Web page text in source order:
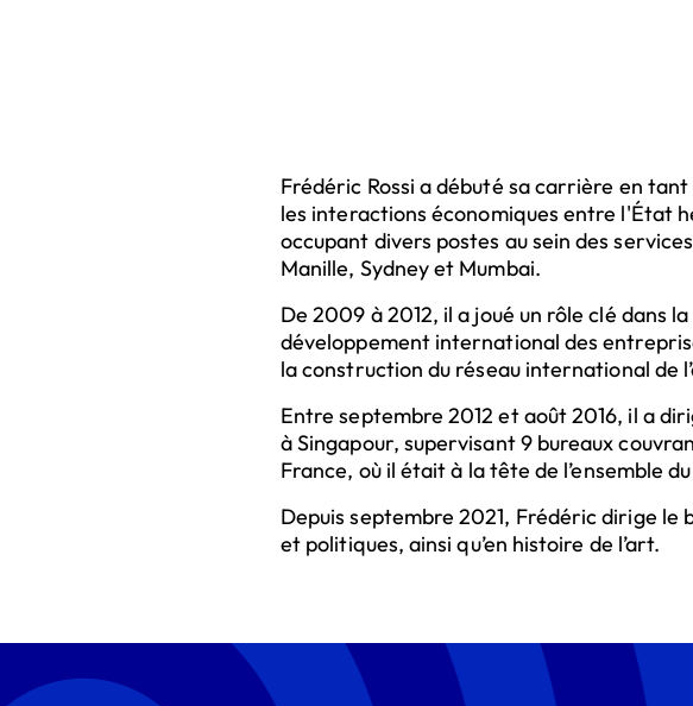
Frédéric Rossi a débuté sa carrière en
les interactions économiques entre l'État
occupant divers postes au sein des
Manille, Sydney et Mumbai.
De 2009 à 2012, il a joué un rôle clé dans
développement international des
la construction du réseau international de
Entre septembre 2012 et août 2016, il a
à Singapour, supervisant 9 bureaux
France, où il était à la tête de l’ensemble
Depuis septembre 2021, Frédéric dirige le
et politiques, ainsi qu’en histoire de l’art.